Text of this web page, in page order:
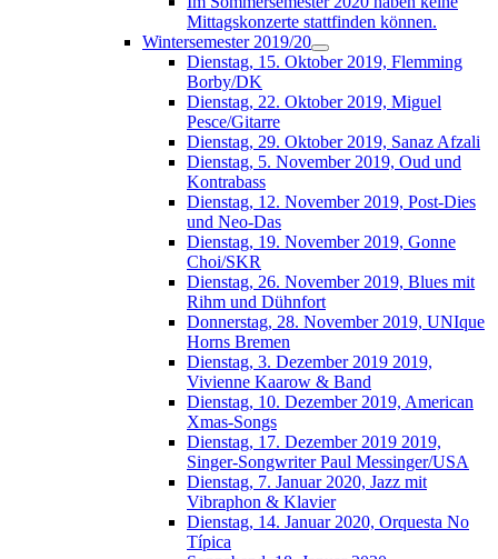
Mittagskonzerte stattfinden können.
Wintersemester 2019/20
Dienstag, 15. Oktober 2019, Flemming
Borby/DK
Dienstag, 22. Oktober 2019, Miguel
Pesce/Gitarre
Dienstag, 29. Oktober 2019, Sanaz Afzali
Dienstag, 5. November 2019, Oud und
Kontrabass
Dienstag, 12. November 2019, Post-Dies
und Neo-Das
Dienstag, 19. November 2019, Gonne
Choi/SKR
Dienstag, 26. November 2019, Blues mit
Rihm und Dühnfort
Donnerstag, 28. November 2019, UNIque
Horns Bremen
Dienstag, 3. Dezember 2019 2019,
Vivienne Kaarow & Band
Dienstag, 10. Dezember 2019, American
Xmas-Songs
Dienstag, 17. Dezember 2019 2019,
Singer-Songwriter Paul Messinger/USA
Dienstag, 7. Januar 2020, Jazz mit
Vibraphon & Klavier
Dienstag, 14. Januar 2020, Orquesta No
Típica